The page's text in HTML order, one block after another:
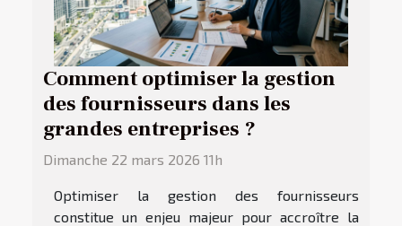
Comment optimiser la gestion
des fournisseurs dans les
grandes entreprises ?
Dimanche 22 mars 2026 11h
Optimiser la gestion des fournisseurs
constitue un enjeu majeur pour accroître la